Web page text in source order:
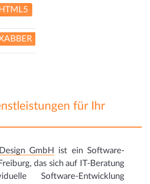
HTML5
für Ihr
GmbH
ist ein Software-
das sich auf IT-Beratung
Software-Entwicklung